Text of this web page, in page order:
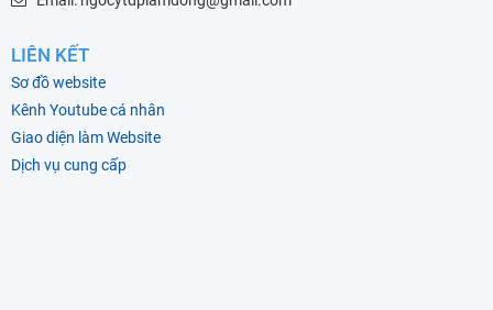
LIÊN KẾT
Sơ đồ website
Kênh Youtube cá nhân
Giao diện làm Website
Dịch vụ cung cấp